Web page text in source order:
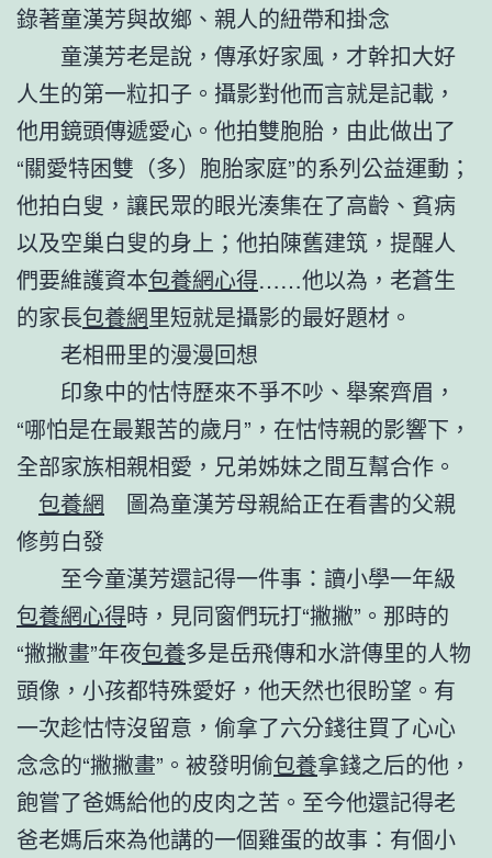
錄著童漢芳與故鄉、親人的紐帶和掛念
童漢芳老是說，傳承好家風，才幹扣大好
人生的第一粒扣子。攝影對他而言就是記載，
他用鏡頭傳遞愛心。他拍雙胞胎，由此做出了
“關愛特困雙（多）胞胎家庭”的系列公益運動；
他拍白叟，讓民眾的眼光湊集在了高齡、貧病
以及空巢白叟的身上；他拍陳舊建筑，提醒人
們要維護資本包養網心得……他以為，老蒼生
的家長包養網里短就是攝影的最好題材。
老相冊里的漫漫回想
印象中的怙恃歷來不爭不吵、舉案齊眉，
“哪怕是在最艱苦的歲月”，在怙恃親的影響下，
全部家族相親相愛，兄弟姊妹之間互幫合作。
包養網 圖為童漢芳母親給正在看書的父親
修剪白發
至今童漢芳還記得一件事：讀小學一年級
包養網心得時，見同窗們玩打“撇撇”。那時的
“撇撇畫”年夜包養多是岳飛傳和水滸傳里的人物
頭像，小孩都特殊愛好，他天然也很盼望。有
一次趁怙恃沒留意，偷拿了六分錢往買了心心
念念的“撇撇畫”。被發明偷包養拿錢之后的他，
飽嘗了爸媽給他的皮肉之苦。至今他還記得老
爸老媽后來為他講的一個雞蛋的故事：有個小